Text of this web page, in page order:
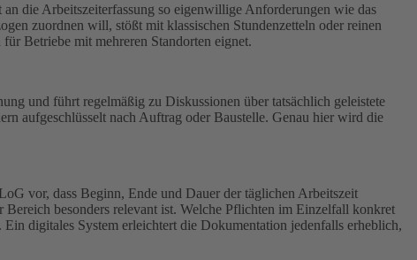
die Arbeitszeiterfassung so eigenwillige Anforderungen wie das
zuordnen will, stößt mit klassischen Stundenzetteln oder reinen
Betriebe mit mehreren Standorten eignet.
und führt regelmäßig zu Diskussionen über tatsächlich geleistete
aufgeschlüsselt nach Auftrag oder Baustelle. Genau hier wird die
vor, dass Beginn, Ende und Dauer der täglichen Arbeitszeit
besonders relevant ist. Welche Pflichten im Einzelfall konkret
digitales System erleichtert die Dokumentation jedenfalls erheblich,